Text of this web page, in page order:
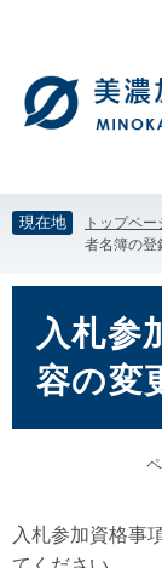
す。
し
て
本
へ
現在地 トップペー
者名簿の登
入札参
容の変
入札参加資格事